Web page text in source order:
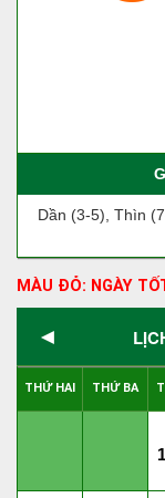
Dần (3-5), Thìn
MÀU ĐỎ: NGÀY
◄
THỨ HAI THỨ BA
1